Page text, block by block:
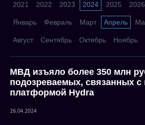
2021 2022 2023 2024 2025 2026
Январь Февраль Март Апрель
Август Сентябрь Октябрь Ноябрь
МВД изъяло более 350 млн
подозреваемых, связанных с
платформой Hydra
26.04.2024